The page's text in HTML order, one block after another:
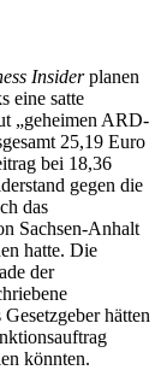
Insiderplanen
eine satte
„geheimen ARD-
25,19 Euro
bei 18,36
gegen die
das
Sachsen-Anhalt
hatte. Die
der
hätten
könnten.